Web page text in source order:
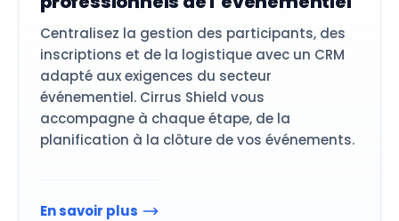
Centralisez la gestion des participants, des
inscriptions et de la logistique avec un CRM
adapté aux exigences du secteur
événementiel. Cirrus Shield vous
accompagne à chaque étape, de la
planification à la clôture de vos événements.
En savoir plus